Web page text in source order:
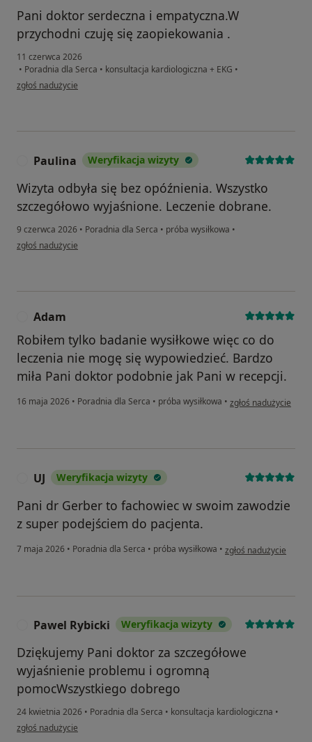
Pani doktor serdeczna i empatyczna.W
przychodni czuję się zaopiekowania .
11 czerwca 2026
• Poradnia dla Serca • konsultacja kardiologiczna + EKG •
w opinii użytkownika Grażyna
zgłoś nadużycie
Paulina Weryfikacja wizyty
Wizyta odbyła się bez opóźnienia. Wszystko
szczegółowo wyjaśnione. Leczenie dobrane.
9 czerwca 2026 • Poradnia dla Serca • próba wysiłkowa •
w opinii użytkownika Paulina
zgłoś nadużycie
Adam
Robiłem tylko badanie wysiłkowe więc co do
leczenia nie mogę się wypowiedzieć. Bardzo
miła Pani doktor podobnie jak Pani w recepcji.
16 maja 2026 • Poradnia dla Serca • próba wysiłkowa • w opinii użytkownika
zgłoś nadużycie
UJ Weryfikacja wizyty
Pani dr Gerber to fachowiec w swoim zawodzie
z super podejściem do pacjenta.
7 maja 2026 • Poradnia dla Serca • próba wysiłkowa • w opinii użytkownika
zgłoś nadużycie
Pawel Rybicki Weryfikacja wizyty
Dziękujemy Pani doktor za szczegółowe
wyjaśnienie problemu i ogromną
pomocWszystkiego dobrego
24 kwietnia 2026 • Poradnia dla Serca • konsultacja kardiologiczna •
w opinii użytkownika Pawel Rybicki
zgłoś nadużycie